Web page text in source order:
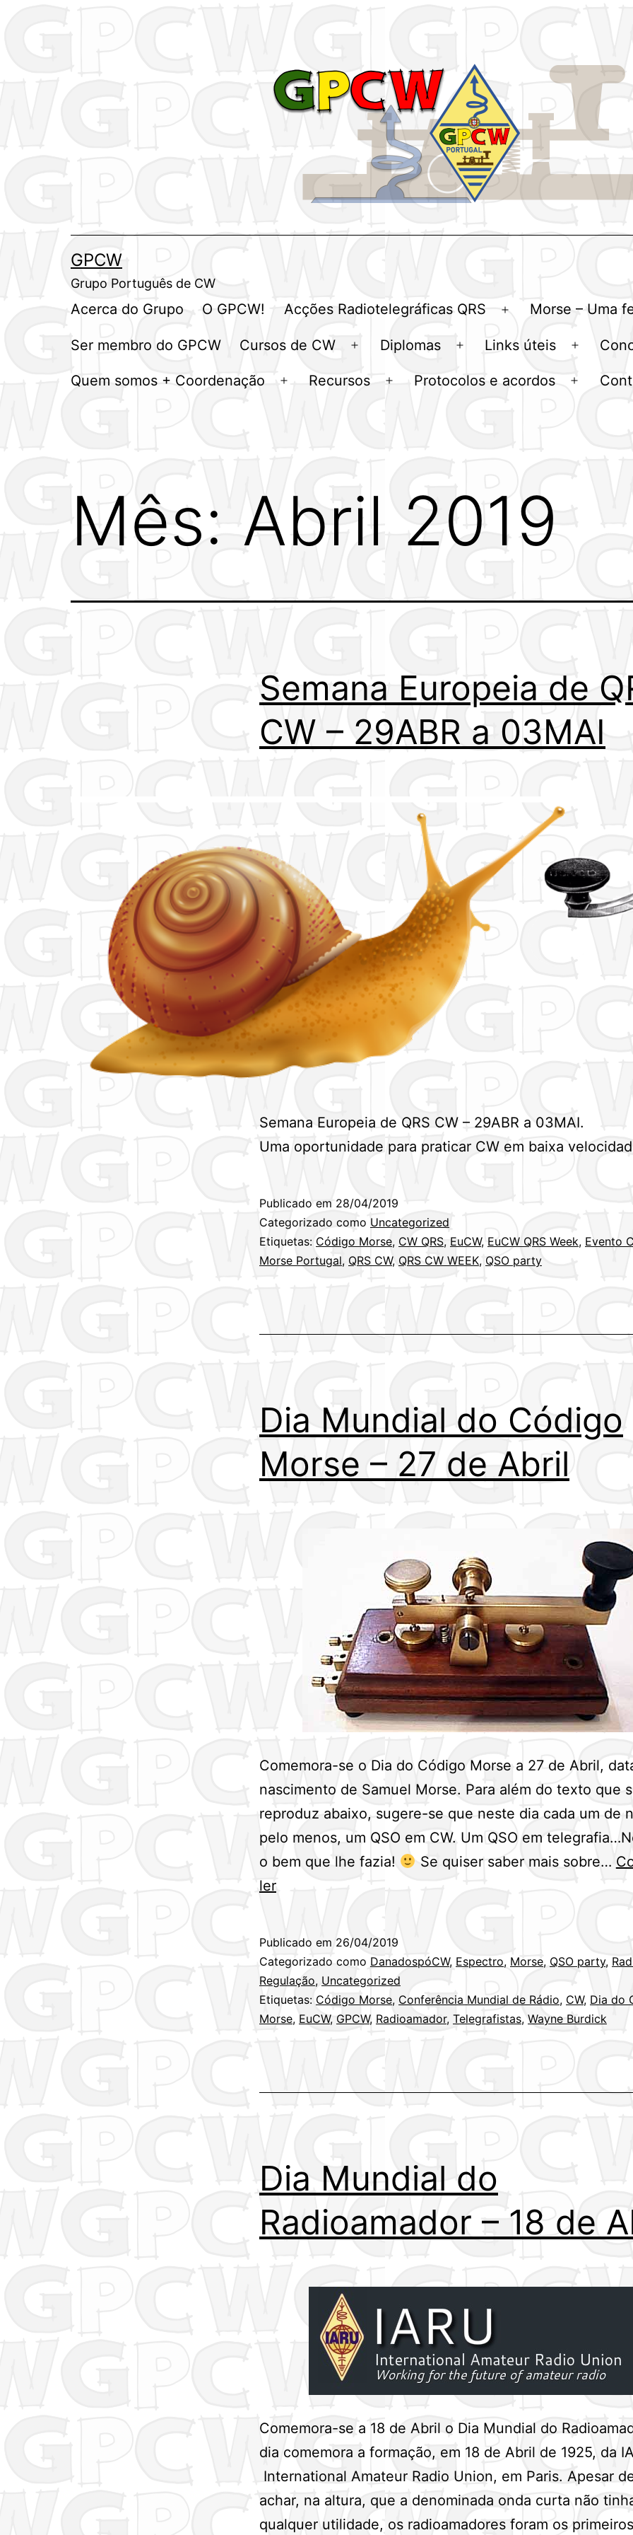
GPCW
Grupo Português de CW
Acerca do Grupo O GPCW! Acções Radiotelegráficas QRS
AbrirMorse – Uma
Ser membro do GPCW Cursos de CW
AbrirDiplomas
AbrirLinks úteis
Abrir
Quem somos + Coordenação
AbrirRecursos
AbrirProtocolos e acordos
Abrir
Mês: Abril 2019
Semana Europeia de
CW – 29ABR a 03MAI
Semana Europeia de QRS CW – 29ABR a 03MAI.
Uma oportunidade para praticar CW em baixa
Publicado em 28/04/2019
Categorizado como Uncategorized
Etiquetas: Código Morse, CW QRS, EuCW, EuCW QRS Week, Evento
Morse Portugal, QRS CW, QRS CW WEEK, QSO party
Dia Mundial do Código
Morse – 27 de Abril
Comemora-se o Dia do Código Morse a 27 de Abril,
nascimento de Samuel Morse. Para além do texto que
reproduz abaixo, sugere-se que neste dia cada um de
pelo menos, um QSO em CW. Um QSO em
o bem que lhe fazia!
Se quiser saber mais sobre…
lerDia
Código
Morse
–
27
Publicado em 26/04/2019
Categorizado como DanadospóCW, Espectro, Morse, QSO party,
Regulação, Uncategorized
Etiquetas: Código Morse, Conferência Mundial de Rádio, CW, Dia do
Morse, EuCW, GPCW, Radioamador, Telegrafistas, Wayne Burdick
Dia Mundial do
Radioamador – 18 de
Comemora-se a 18 de Abril o Dia Mundial do
dia comemora a formação, em 18 de Abril de 1925, da
International Amateur Radio Union, em Paris. Apesar
achar, na altura, que a denominada onda curta não
qualquer utilidade, os radioamadores foram os